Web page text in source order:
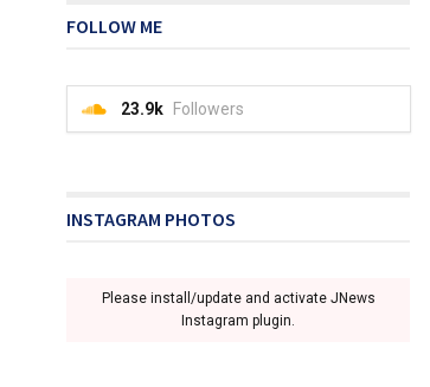
FOLLOW ME
23.9k Followers
INSTAGRAM PHOTOS
Please install/update and activate JNews
Instagram plugin.